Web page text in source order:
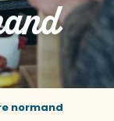
normand